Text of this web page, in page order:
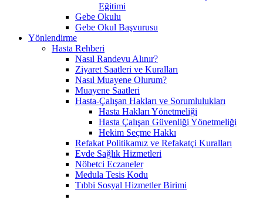
Eğitimi
Gebe Okulu
Gebe Okul Başvurusu
Yönlendirme
Hasta Rehberi
Nasıl Randevu Alınır?
Ziyaret Saatleri ve Kuralları
Nasıl Muayene Olurum?
Muayene Saatleri
Hasta-Çalışan Hakları ve Sorumlulukları
Hasta Hakları Yönetmeliği
Hasta Çalışan Güvenliği Yönetmeliği
Hekim Seçme Hakkı
Refakat Politikamız ve Refakatçi Kuralları
Evde Sağlık Hizmetleri
Nöbetci Eczaneler
Medula Tesis Kodu
Tıbbi Sosyal Hizmetler Birimi